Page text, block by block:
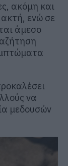
ακόμη και
ενώ σε
άμεσο
να
μεδουσών